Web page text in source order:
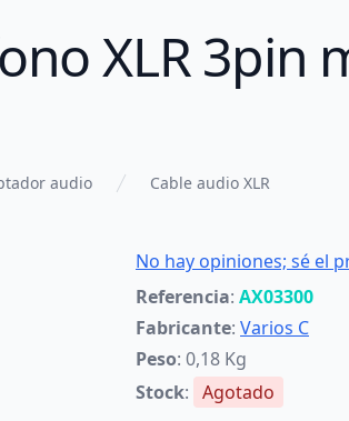
XLR 3pin
audio Cable audio XLR
No hay opiniones; sé el
Referencia: AX03300
Fabricante: Varios C
Peso: 0,18 Kg
Stock: Agotado